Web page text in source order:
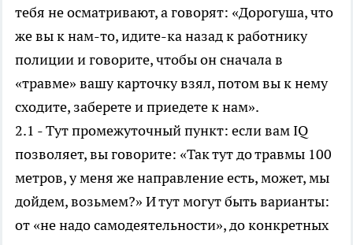
тебя не осматривают, а говорят: «Дорогуша, что
же вы к нам-то, идите-ка назад к работнику
полиции и говорите, чтобы он сначала в
«травме» вашу карточку взял, потом вы к нему
сходите, заберете и приедете к нам».
2.1 - Тут промежуточный пункт: если вам IQ
позволяет, вы говорите: «Так тут до травмы 100
метров, у меня же направление есть, может, мы
дойдем, возьмем?» И тут могут быть варианты:
от «не надо самодеятельности», до конкретных